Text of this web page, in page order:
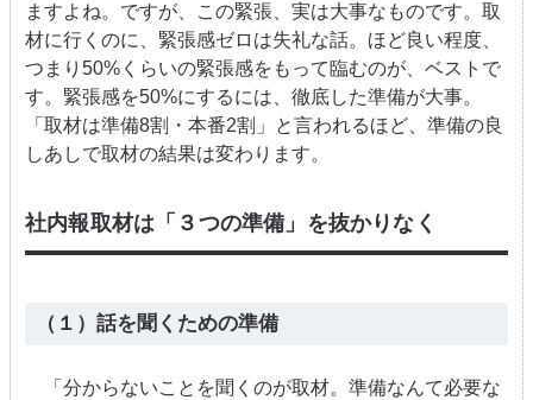
ますよね。ですが、この緊張、実は大事なものです。取
材に行くのに、緊張感ゼロは失礼な話。ほど良い程度、
つまり50%くらいの緊張感をもって臨むのが、ベストで
す。緊張感を50%にするには、徹底した準備が大事。
「取材は準備8割・本番2割」と言われるほど、準備の良
しあしで取材の結果は変わります。
社内報取材は「３つの準備」を抜かりなく
（１）話を聞くための準備
「分からないことを聞くのが取材。準備なんて必要な